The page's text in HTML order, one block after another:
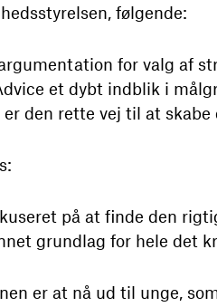
følgende:
for valg af
et dybt indblik i
den rette vej til at skabe
på at finde den
grundlag for hele det
er at nå ud til unge,